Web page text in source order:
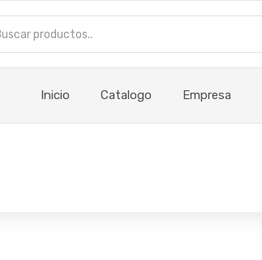
Inicio Catalogo Empresa